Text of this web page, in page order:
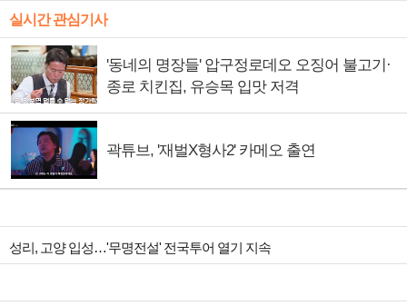
실시간 관심기사
'동네의 명장들' 압구정로데오 오징어 불고기·
종로 치킨집, 유승목 입맛 저격
곽튜브, '재벌X형사2' 카메오 출연
성리, 고양 입성…'무명전설' 전국투어 열기 지속